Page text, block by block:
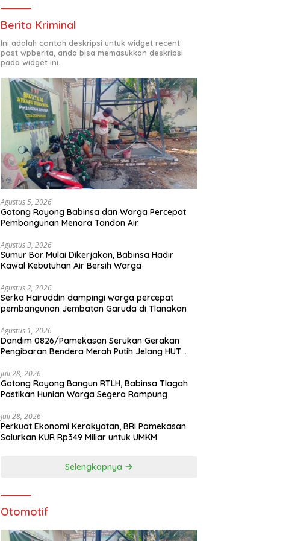
Berita Kriminal
Ini adalah contoh deskripsi untuk widget recent
post wpberita, anda bisa memasukkan deskripsi
pada widget ini.
Agustus 5, 2026
Gotong Royong Babinsa dan Warga Percepat
Pembangunan Menara Tandon Air
Agustus 3, 2026
Sumur Bor Mulai Dikerjakan, Babinsa Hadir
Kawal Kebutuhan Air Bersih Warga
Agustus 2, 2026
Serka Hairuddin dampingi warga percepat
pembangunan Jembatan Garuda di Tlanakan
Agustus 1, 2026
Dandim 0826/Pamekasan Serukan Gerakan
Pengibaran Bendera Merah Putih Jelang HUT
Juli 28, 2026
Gotong Royong Bangun RTLH, Babinsa Tlagah
Pastikan Hunian Warga Segera Rampung
Juli 28, 2026
Perkuat Ekonomi Kerakyatan, BRI Pamekasan
Salurkan KUR Rp349 Miliar untuk UMKM
Selengkapnya
Otomotif